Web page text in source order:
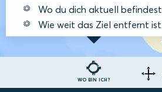
WO BIN ICH?
Wo du dich aktuell befindest
Wie weit das Ziel entfernt ist